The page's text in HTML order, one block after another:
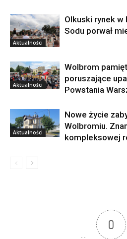
Aktualności
Olkuski rynek w
Sodu porwał
Aktualności
Wolbrom
poruszające
Powstania
Aktualności
Nowe życie
Wolbromiu.
kompleksowej
0